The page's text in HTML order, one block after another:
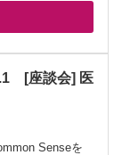
[座談会] 医
Senseを